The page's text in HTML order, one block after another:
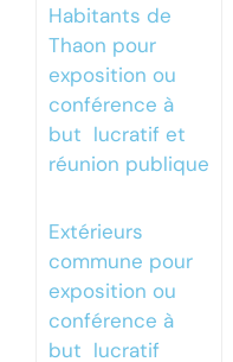
Habitants de
Thaon pour
exposition ou
conférence à
but lucratif et
réunion publique
Extérieurs
commune pour
exposition ou
conférence à
but lucratif